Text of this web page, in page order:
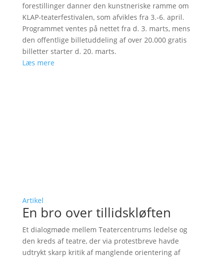
forestillinger danner den kunstneriske ramme om
KLAP-teaterfestivalen, som afvikles fra 3.-6. april.
Programmet ventes på nettet fra d. 3. marts, mens
den offentlige billetuddeling af over 20.000 gratis
billetter starter d. 20. marts.
Læs mere
Artikel
En bro over tillidskløften
Et dialogmøde mellem Teatercentrums ledelse og
den kreds af teatre, der via protestbreve havde
udtrykt skarp kritik af manglende orientering af